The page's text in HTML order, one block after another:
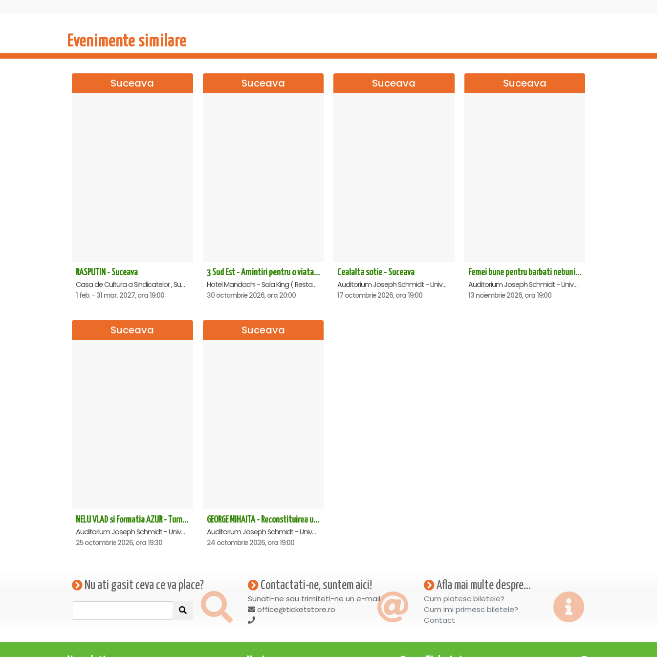
un concert, ci la o întâlnire care rămâne cu tine, liniștit, mult timp după ce totul se termină.
→→→TURNEU NATIONAL←←←
Evenimente similare
Suceava
RASPUTIN - Suceava
Casa de Cultura a Sindicatelor , Suceava
1 feb. - 31 mar. 2027, ora 19:00
Suceava
3 Sud Est - Amintiri pentru o viata - Suceava
Hotel Mandachi - Sala King ( Restaurant Regatto), Suceava
30 octombrie 2026, ora 20:00
Suceava
Cealalta sotie - Suceava
Auditorium Joseph Schmidt - Universitatea Stefan Cel Mare, Suceava
17 octombrie 2026, ora 19:00
Suceava
Femei bune pentru barbati nebuni - Suceava
Auditorium Joseph Schmidt - Universitatea Stefan Cel Mare, Suceava
13 noiembrie 2026, ora 19:00
Suceava
NELU VLAD si Formatia AZUR - Turneu Aniversar 50 de ani - Suceava
Auditorium Joseph Schmidt - Universitatea Stefan Cel Mare, Suceava
25 octombrie 2026, ora 19:30
Suceava
GEORGE MIHAITA - Reconstituirea unei vieti - Suceava
Auditorium Joseph Schmidt - Universitatea Stefan Cel Mare, Suceava
24 octombrie 2026, ora 19:00
Nu ati gasit ceva ce va place? Contactati-ne, suntem aici!
Sunati-ne sau trimiteti-ne un e-mail
office@ticketstore.ro
Afla mai multe despre...
Cum platesc biletele?
Cum imi primesc biletele?
Contact